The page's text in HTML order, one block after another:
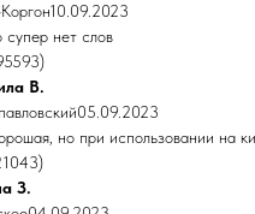
супер нет слов
В.
но при использовании на
З.